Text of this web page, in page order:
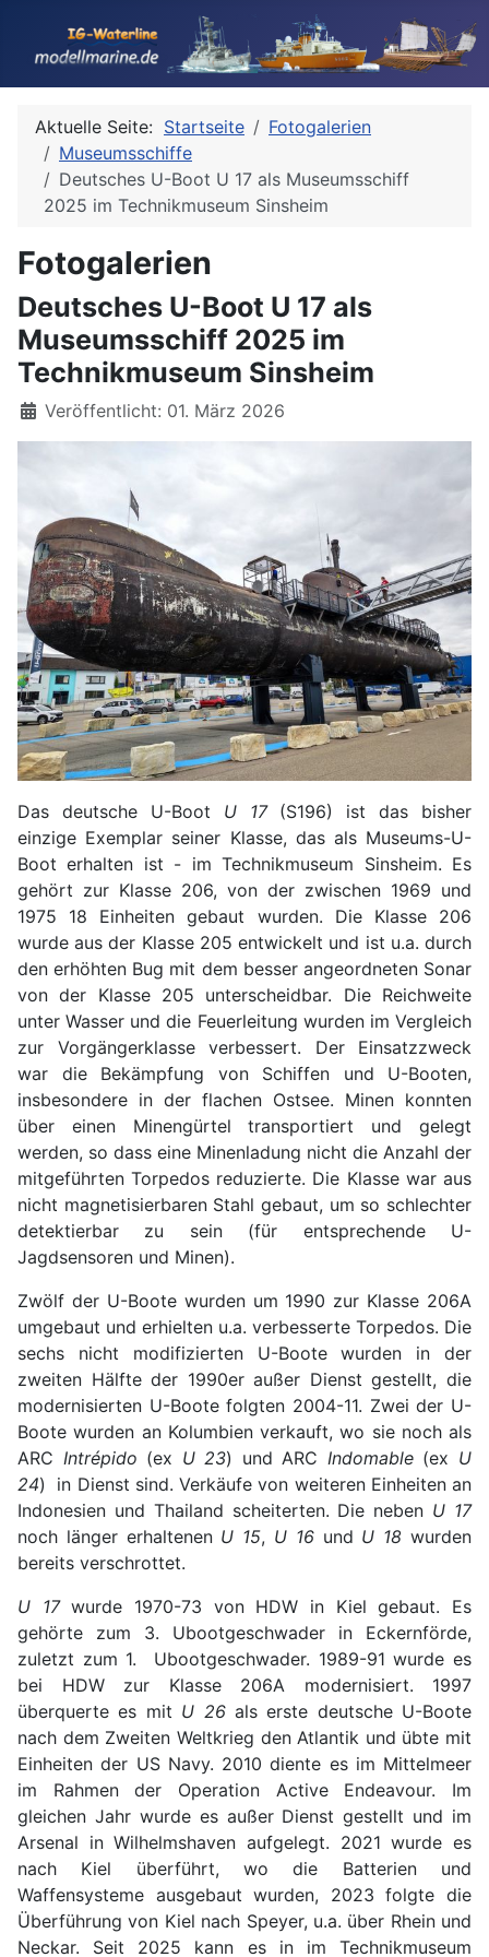
Aktuelle Seite: Startseite
Fotogalerien
Museumsschiffe
Deutsches U-Boot U 17 als Museumsschiff
2025 im Technikmuseum Sinsheim
Fotogalerien
Deutsches U-Boot U 17 als
Museumsschiff 2025 im
Technikmuseum Sinsheim
Details
Veröffentlicht: 01. März 2026
Das deutsche U-Boot U 17(S196) ist das bisher
einzige Exemplar seiner Klasse, das als Museums-U-
Boot erhalten ist - im Technikmuseum Sinsheim. Es
gehört zur Klasse 206, von der zwischen 1969 und
1975 18 Einheiten gebaut wurden. Die Klasse 206
wurde aus der Klasse 205 entwickelt und ist u.a. durch
den erhöhten Bug mit dem besser angeordneten Sonar
von der Klasse 205 unterscheidbar. Die Reichweite
unter Wasser und die Feuerleitung wurden im Vergleich
zur Vorgängerklasse verbessert. Der Einsatzzweck
war die Bekämpfung von Schiffen und U-Booten,
insbesondere in der flachen Ostsee. Minen konnten
über einen Minengürtel transportiert und gelegt
werden, so dass eine Minenladung nicht die Anzahl der
mitgeführten Torpedos reduzierte. Die Klasse war aus
nicht magnetisierbaren Stahl gebaut, um so schlechter
detektierbar zu sein (für entsprechende U-
Jagdsensoren und Minen).
Zwölf der U-Boote wurden um 1990 zur Klasse 206A
umgebaut und erhielten u.a. verbesserte Torpedos. Die
sechs nicht modifizierten U-Boote wurden in der
zweiten Hälfte der 1990er außer Dienst gestellt, die
modernisierten U-Boote folgten 2004-11. Zwei der U-
Boote wurden an Kolumbien verkauft, wo sie noch als
ARC Intrépido (ex U 23) und ARC Indomable(ex U
24) in Dienst sind. Verkäufe von weiteren Einheiten an
Indonesien und Thailand scheiterten. Die neben U 17
noch länger erhaltenen U 15, U 16und U 18 wurden
bereits verschrottet.
U 17wurde 1970-73 von HDW in Kiel gebaut. Es
gehörte zum 3. Ubootgeschwader in Eckernförde,
zuletzt zum 1. Ubootgeschwader. 1989-91 wurde es
bei HDW zur Klasse 206A modernisiert. 1997
überquerte es mit U 26als erste deutsche U-Boote
nach dem Zweiten Weltkrieg den Atlantik und übte mit
Einheiten der US Navy. 2010 diente es im Mittelmeer
im Rahmen der Operation Active Endeavour. Im
gleichen Jahr wurde es außer Dienst gestellt und im
Arsenal in Wilhelmshaven aufgelegt. 2021 wurde es
nach Kiel überführt, wo die Batterien und
Waffensysteme ausgebaut wurden, 2023 folgte die
Überführung von Kiel nach Speyer, u.a. über Rhein und
Neckar. Seit 2025 kann es in im Technikmuseum